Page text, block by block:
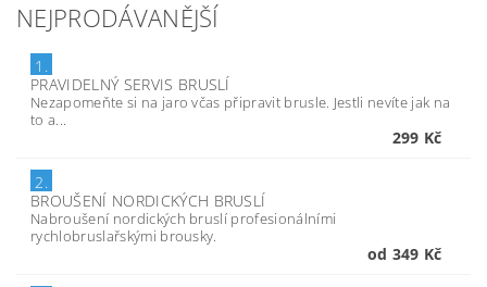
NEJPRODÁVANĚJŠÍ
1.
PRAVIDELNÝ SERVIS BRUSLÍ
Nezapomeňte si na jaro včas připravit brusle. Jestli nevíte jak na
to a...
299 Kč
2.
BROUŠENÍ NORDICKÝCH BRUSLÍ
Nabroušení nordických bruslí profesionálními
rychlobruslařskými brousky.
od 349 Kč